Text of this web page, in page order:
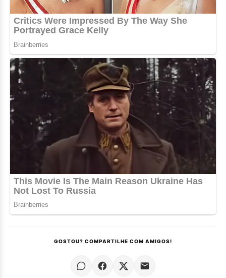
GOSTOU? COMPARTILHE COM AMIGOS!